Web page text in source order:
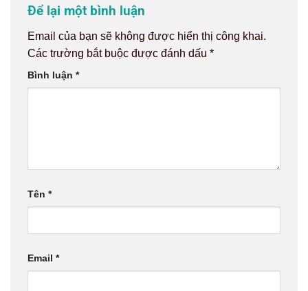
Để lại một bình luận
Email của bạn sẽ không được hiển thị công khai.
Các trường bắt buộc được đánh dấu *
Bình luận *
Tên *
Email *